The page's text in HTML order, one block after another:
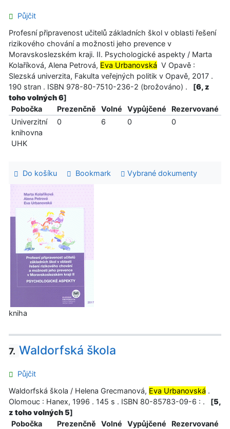
Půjčit
Profesní připravenost učitelů základních škol v oblasti řešení
rizikového chování a možnosti jeho prevence v
Moravskoslezském kraji. II. Psychologické aspekty / Marta
Kolaříková, Alena Petrová, Eva Urbanovská V Opavě :
Slezská univerzita, Fakulta veřejných politik v Opavě, 2017 .
190 stran . ISBN 978-80-7510-236-2 (brožováno) .
[6, z
toho volných 6]
Pobočka
Prezenčně Volné Vypůjčené
Rezervované
Univerzitní
knihovna
UHK
0 6 0 0
Do košíku Bookmark Vybrané dokumenty
kniha
7. Waldorfská škola
Půjčit
Waldorfská škola / Helena Grecmanová, Eva Urbanovská .
Olomouc : Hanex, 1996 . 145 s . ISBN 80-85783-09-6 : .
[5,
z toho volných 5]
Pobočka
Prezenčně Volné Vypůjčené
Rezervované